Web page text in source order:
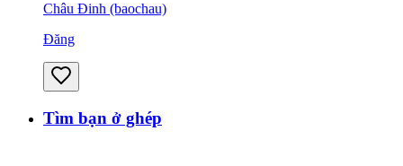
Châu Đinh (baochau)
Đăng
Tìm bạn ở ghép